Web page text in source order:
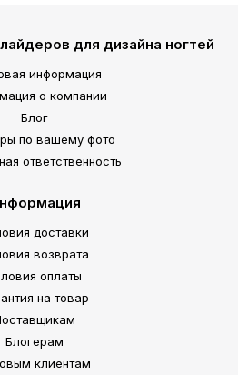
для дизайна ногтей
информация
о компании
Блог
по вашему фото
ответственность
доставки
возврата
оплаты
на товар
Блогерам
клиентам